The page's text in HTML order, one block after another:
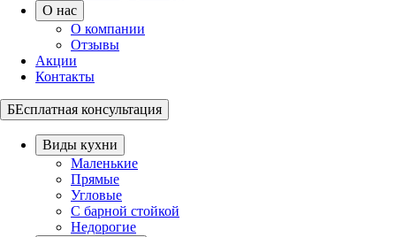
О нас
О компании
Отзывы
Акции
Контакты
БЕсплатная консультация
Виды кухни
Маленькие
Прямые
Угловые
С барной стойкой
Недорогие